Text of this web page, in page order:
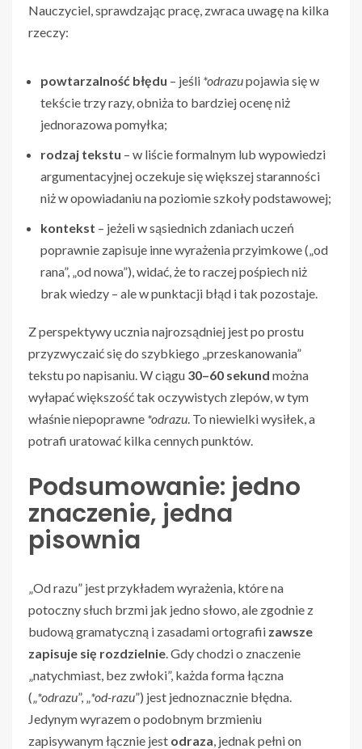
Nauczyciel, sprawdzając pracę, zwraca uwagę na kilka
rzeczy:
powtarzalność błędu – jeśli *odrazupojawia się w
tekście trzy razy, obniża to bardziej ocenę niż
jednorazowa pomyłka;
rodzaj tekstu – w liście formalnym lub wypowiedzi
argumentacyjnej oczekuje się większej staranności
niż w opowiadaniu na poziomie szkoły podstawowej;
kontekst – jeżeli w sąsiednich zdaniach uczeń
poprawnie zapisuje inne wyrażenia przyimkowe („od
rana”, „od nowa”), widać, że to raczej pośpiech niż
brak wiedzy – ale w punktacji błąd i tak pozostaje.
Z perspektywy ucznia najrozsądniej jest po prostu
przyzwyczaić się do szybkiego „przeskanowania”
tekstu po napisaniu. W ciągu 30–60 sekund można
wyłapać większość tak oczywistych zlepów, w tym
właśnie niepoprawne *odrazu . To niewielki wysiłek, a
potrafi uratować kilka cennych punktów.
Podsumowanie: jedno
znaczenie, jedna
pisownia
„Od razu” jest przykładem wyrażenia, które na
potoczny słuch brzmi jak jedno słowo, ale zgodnie z
budową gramatyczną i zasadami ortografii zawsze
zapisuje się rozdzielnie . Gdy chodzi o znaczenie
„natychmiast, bez zwłoki”, każda forma łączna
(„ *odrazu”, „ *od-razu”) jest jednoznacznie błędna.
Jedynym wyrazem o podobnym brzmieniu
zapisywanym łącznie jest odraza , jednak pełni on